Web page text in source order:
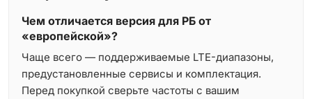
Чем отличается версия для РБ от
«европейской»?
Чаще всего — поддерживаемые LTE-диапазоны,
предустановленные сервисы и комплектация.
Перед покупкой сверьте частоты с вашим